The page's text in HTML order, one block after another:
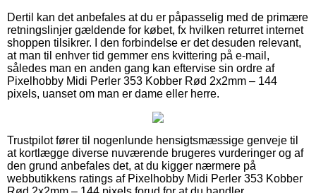
Dertil kan det anbefales at du er påpasselig med de primære
retningslinjer gældende for købet, fx hvilken returret internet
shoppen tilsikrer. I den forbindelse er det desuden relevant,
at man til enhver tid gemmer ens kvittering på e-mail,
således man en anden gang kan eftervise sin ordre af
Pixelhobby Midi Perler 353 Kobber Rød 2x2mm – 144
pixels, uanset om man er dame eller herre.
Trustpilot fører til nogenlunde hensigtsmæssige genveje til
at kortlægge diverse nuværende brugeres vurderinger og af
den grund anbefales det, at du kigger nærmere på
webbutikkens ratings af Pixelhobby Midi Perler 353 Kobber